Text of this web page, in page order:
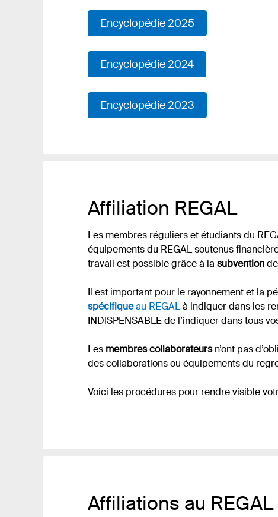
Encyclopédie 2025
Encyclopédie 2024
Encyclopédie 2023
Affiliation REGAL
Les membres réguliers et étudiants du
équipements du REGAL soutenus
travail est possible grâce à la subvention
Il est important pour le rayonnement et la
spécifiqueau REGALà indiquer dans les
INDISPENSABLE de l’indiquer dans tous
Les membres collaborateursn’ont pas
des collaborations ou équipements du
Voici les procédures pour rendre visible
Affiliations au REGAL